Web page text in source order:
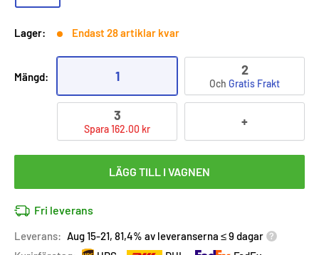
Lager: Endast 28 artiklar kvar
Mängd: 1 2
Och Gratis Frakt
3
Spara 162.00 kr +
LÄGG TILL I VAGNEN
Fri leverans
Leverans: Aug 15-21, 81,4% av leveranserna ≤ 9 dagar